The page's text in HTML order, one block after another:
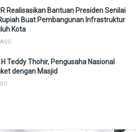
Realisasikan Bantuan Presiden Senilai
Buat Pembangunan Infrastruktur
Kota
Teddy Thohir, Pengusaha Nasional
dengan Masjid